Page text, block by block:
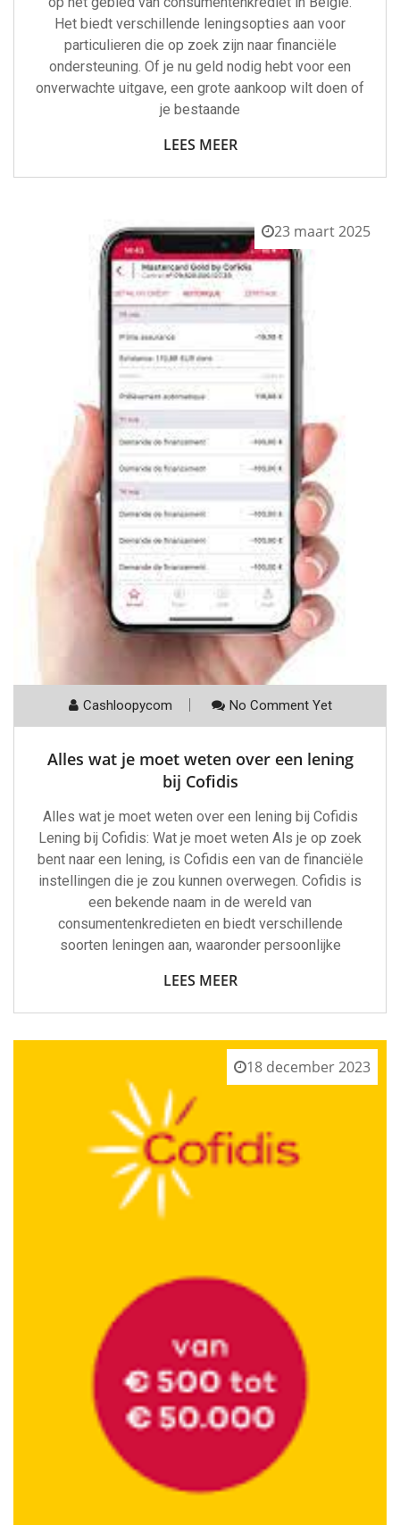
Het biedt verschillende leningsopties aan voor
particulieren die op zoek zijn naar financiële
ondersteuning. Of je nu geld nodig hebt voor een
onverwachte uitgave, een grote aankoop wilt doen of
je bestaande
LEES MEER
23 maart 2025
Cashloopycom No Comment Yet
Alles wat je moet weten over een lening
bij Cofidis
Alles wat je moet weten over een lening bij Cofidis
Lening bij Cofidis: Wat je moet weten Als je op zoek
bent naar een lening, is Cofidis een van de financiële
instellingen die je zou kunnen overwegen. Cofidis is
een bekende naam in de wereld van
consumentenkredieten en biedt verschillende
soorten leningen aan, waaronder persoonlijke
LEES MEER
18 december 2023